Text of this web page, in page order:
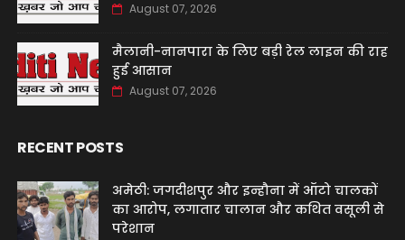
August 07, 2026
मैलानी-नानपारा के लिए बड़ी रेल लाइन की राह
हुई आसान
August 07, 2026
RECENT POSTS
अमेठी: जगदीशपुर और इन्हौना में ऑटो चालकों
का आरोप, लगातार चालान और कथित वसूली से
परेशान